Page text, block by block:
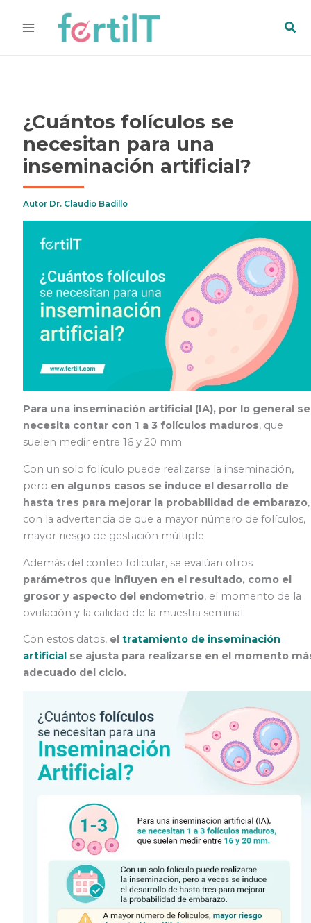
¿Cuántos folículos se
necesitan para una
inseminación artificial?
Autor Dr. Claudio Badillo
Para una inseminación artificial (IA), por lo general se
necesita contar con 1 a 3 folículos maduros, que
suelen medir entre 16 y 20 mm.
Con un solo folículo puede realizarse la inseminación,
pero en algunos casos se induce el desarrollo de
hasta tres para mejorar la probabilidad de embarazo,
con la advertencia de que a mayor número de folículos,
mayor riesgo de gestación múltiple.
Además del conteo folicular, se evalúan otros
parámetros que influyen en el resultado, como el
grosor y aspecto del endometrio, el momento de la
ovulación y la calidad de la muestra seminal.
Con estos datos, el tratamiento de inseminación
artificialse ajusta para realizarse en el momento
adecuado del ciclo.